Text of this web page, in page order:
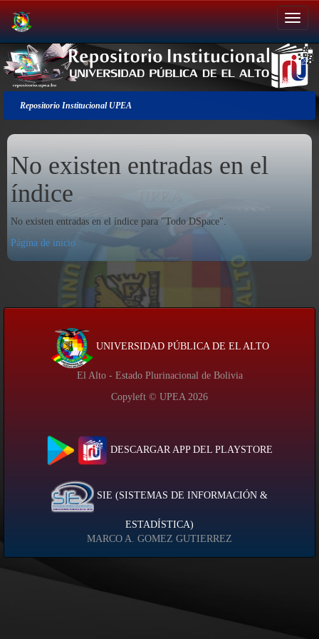
Salir
de
la
navegación
Repositorio Institucional UPEA
No existen entradas en el
índice
No existen entradas en el índice para "Todo DSpace".
Página de inicio
UNIVERSIDAD PÚBLICA DE EL ALTO
El Alto - Estado Plurinacional de Bolivia
Copyleft © UPEA 2026
DESCARGAR APP DEL PLAYSTORE
SIE (SISTEMAS DE INFORMACIÓN &
ESTADÍSTICA)
MARCO A. GOMEZ GUTIERREZ